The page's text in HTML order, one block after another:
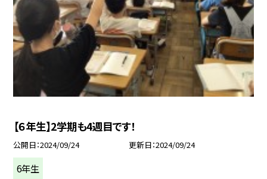
【６年生】2学期も4週目です！
公開日 2024/09/24 更新日 2024/09/24
6年生